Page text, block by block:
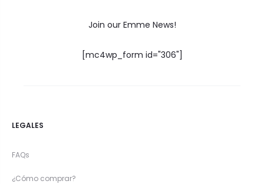
Join our Emme News!
[mc4wp_form id="306"]
LEGALES
FAQs
¿Cómo comprar?